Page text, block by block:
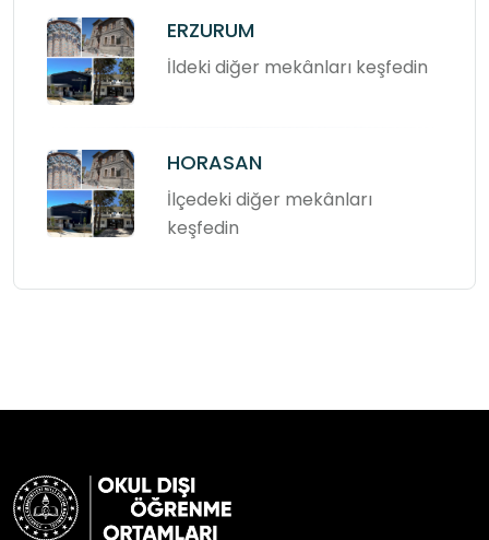
ERZURUM
İldeki diğer mekânları keşfedin
HORASAN
İlçedeki diğer mekânları
keşfedin